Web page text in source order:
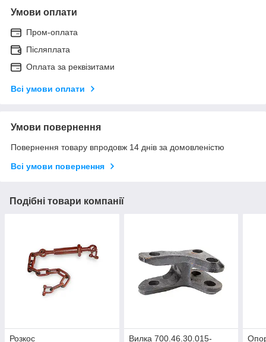
Умови оплати
Пром-оплата
Післяплата
Оплата за реквізитами
Всі умови оплати
Умови повернення
Повернення товару впродовж 14 днів за домовленістю
Всі умови повернення
Подібні товари компанії
Розкос
Вилка 700.46.30.015-